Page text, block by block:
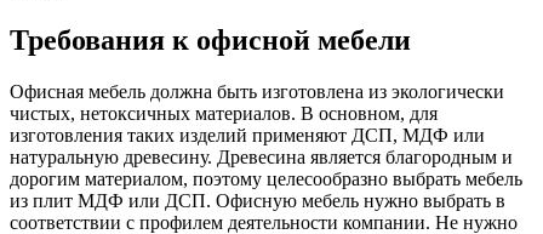
Требования к офисной мебели
Офисная мебель должна быть изготовлена из экологически
чистых, нетоксичных материалов. В основном, для
изготовления таких изделий применяют ДСП, МДФ или
натуральную древесину. Древесина является благородным и
дорогим материалом, поэтому целесообразно выбрать мебель
из плит МДФ или ДСП. Офисную мебель нужно выбрать в
соответствии с профилем деятельности компании. Не нужно